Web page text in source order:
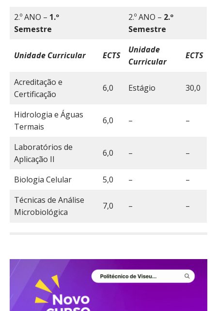
2.º ANO – 1.º
Semestre
2.º ANO – 2.º
Semestre
Unidade Curricular ECTS
Unidade
Curricular
ECTS
Acreditação e
Certificação
6,0 Estágio 30,0
Hidrologia e Águas
Termais
6,0 – –
Laboratórios de
Aplicação II
6,0 – –
Biologia Celular 5,0 –
–
Técnicas de Análise
Microbiológica
7,0 – –